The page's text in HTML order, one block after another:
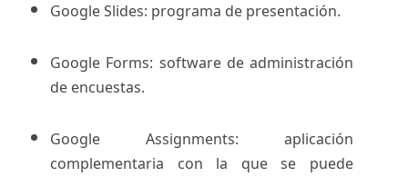
Google Slides: programa de presentación.
Google Forms: software de administración
de encuestas.
Google Assignments: aplicación
complementaria con la que se puede